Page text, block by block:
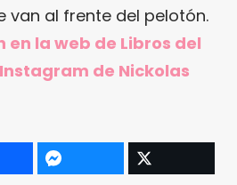
van al frente del pelotón.
en la web de Libros del
de Nickolas